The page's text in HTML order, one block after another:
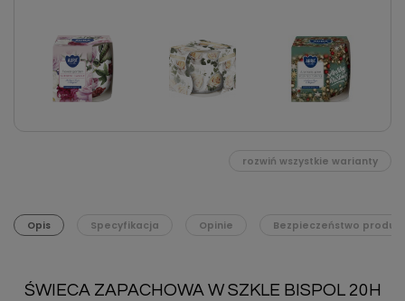
rozwiń wszystkie warianty
Opis Specyfikacja Opinie Bezpieczeństwo
ŚWIECA ZAPACHOWA W SZKLE BISPOL 20H